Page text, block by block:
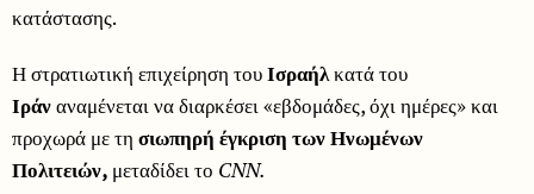
κατάστασης.
Η στρατιωτική επιχείρηση τουΙσραήλκατά του
Ιράναναμένεται να διαρκέσει «εβδομάδες, όχι ημέρες» και
προχωρά με τη σιωπηρή έγκριση των Ηνωμένων
Πολιτειών, μεταδίδει το CNN.